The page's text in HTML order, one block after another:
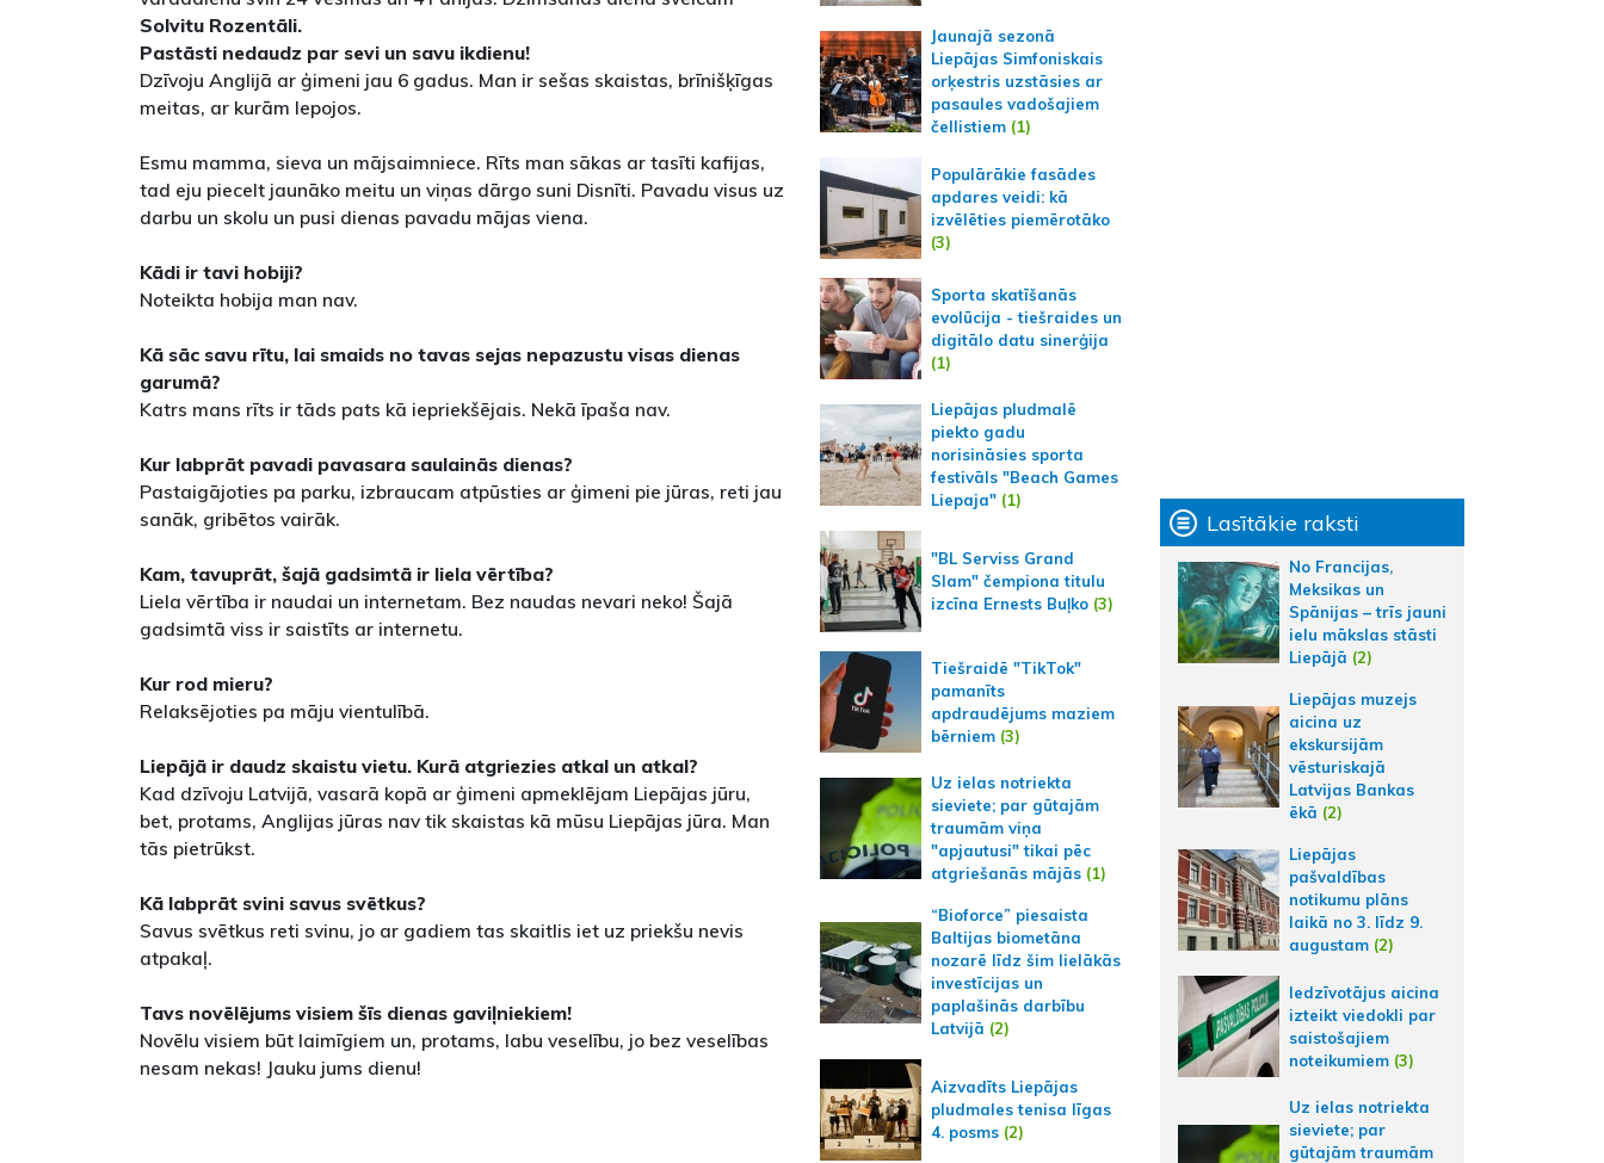
Solvitu Rozentāli.
Pastāsti nedaudz par sevi un savu ikdienu!
Dzīvoju Anglijā ar ģimeni jau 6 gadus. Man ir sešas skaistas, brīnišķīgas
meitas, ar kurām lepojos.
Esmu mamma, sieva un mājsaimniece. Rīts man sākas ar tasīti kafijas,
tad eju piecelt jaunāko meitu un viņas dārgo suni Disnīti. Pavadu visus uz
darbu un skolu un pusi dienas pavadu mājas viena.
Kādi ir tavi hobiji?
Noteikta hobija man nav.
Kā sāc savu rītu, lai smaids no tavas sejas nepazustu visas dienas
garumā?
Katrs mans rīts ir tāds pats kā iepriekšējais. Nekā īpaša nav.
Kur labprāt pavadi pavasara saulainās dienas?
Pastaigājoties pa parku, izbraucam atpūsties ar ģimeni pie jūras, reti jau
sanāk, gribētos vairāk.
Kam, tavuprāt, šajā gadsimtā ir liela vērtība?
Liela vērtība ir naudai un internetam. Bez naudas nevari neko! Šajā
gadsimtā viss ir saistīts ar internetu.
Kur rod mieru?
Relaksējoties pa māju vientulībā.
Liepājā ir daudz skaistu vietu. Kurā atgriezies atkal un atkal?
Kad dzīvoju Latvijā, vasarā kopā ar ģimeni apmeklējam Liepājas jūru,
bet, protams, Anglijas jūras nav tik skaistas kā mūsu Liepājas jūra. Man
tās pietrūkst.
Kā labprāt svini savus svētkus?
Savus svētkus reti svinu, jo ar gadiem tas skaitlis iet uz priekšu nevis
atpakaļ.
Tavs novēlējums visiem šīs dienas gaviļniekiem!
Novēlu visiem būt laimīgiem un, protams, labu veselību, jo bez veselības
nesam nekas! Jauku jums dienu!
Jaunajā sezonā
Liepājas Simfoniskais
orķestris uzstāsies ar
pasaules vadošajiem
čellistiem(1)
Populārākie fasādes
apdares veidi: kā
izvēlēties piemērotāko
(3)
Sporta skatīšanās
evolūcija - tiešraides un
digitālo datu sinerģija
(1)
Liepājas pludmalē
piekto gadu
norisināsies sporta
festivāls "Beach Games
Liepaja"(1)
"BL Serviss Grand
Slam" čempiona titulu
izcīna Ernests Buļko(3)
Tiešraidē "TikTok"
pamanīts
apdraudējums maziem
bērniem(3)
Uz ielas notriekta
sieviete; par gūtajām
traumām viņa
"apjautusi" tikai pēc
atgriešanās mājās(1)
“Bioforce” piesaista
Baltijas biometāna
nozarē līdz šim lielākās
investīcijas un
paplašinās darbību
Latvijā (2)
Aizvadīts Liepājas
pludmales tenisa līgas
4. posms(2)
Lasītākie raksti
No Francijas,
Meksikas un
Spānijas – trīs jauni
ielu mākslas stāsti
Liepājā (2)
Liepājas muzejs
aicina uz
ekskursijām
vēsturiskajā
Latvijas Bankas
ēkā (2)
Liepājas
pašvaldības
notikumu plāns
laikā no 3. līdz 9.
augustam (2)
Iedzīvotājus aicina
izteikt viedokli par
saistošajiem
noteikumiem (3)
Uz ielas notriekta
sieviete; par
gūtajām traumām